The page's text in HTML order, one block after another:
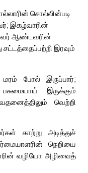
சொல்லின்படி
இகழ்வாரின்
ஆண்டவரின்
சட்டத்தைப்பற்றி இரவும்
போல் இருப்பார்;
இருக்கும்
வெற்றி
காற்று அடித்துச்
நெறியை
வழியோ அழிவைத்